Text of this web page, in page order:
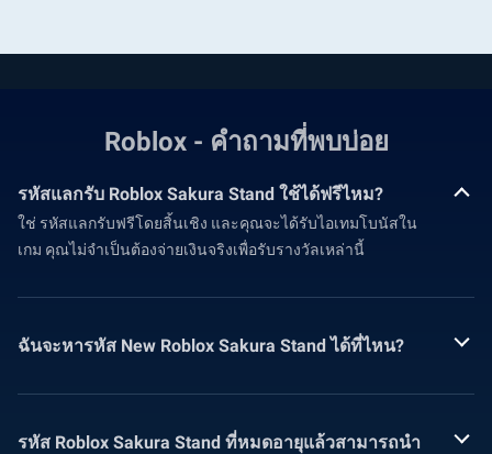
Roblox - คำถามที่พบบ่อย
รหัสแลกรับ Roblox Sakura Stand ใช้ได้ฟรีไหม?
ใช่ รหัสแลกรับฟรีโดยสิ้นเชิง และคุณจะได้รับไอเทมโบนัสใน
เกม คุณไม่จำเป็นต้องจ่ายเงินจริงเพื่อรับรางวัลเหล่านี้
ฉันจะหารหัส New Roblox Sakura Stand ได้ที่ไหน?
รหัส Roblox Sakura Stand ที่หมดอายุแล้วสามารถนำ